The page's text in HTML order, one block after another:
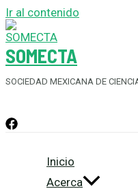
Ir al contenido
SOMECTA
SOCIEDAD MEXICANA DE
Inicio
Acerca